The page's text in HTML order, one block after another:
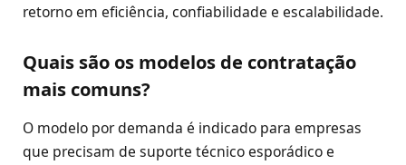
retorno em eficiência, confiabilidade e escalabilidade.
Quais são os modelos de contratação
mais comuns?
O modelo por demanda é indicado para empresas
que precisam de suporte técnico esporádico e